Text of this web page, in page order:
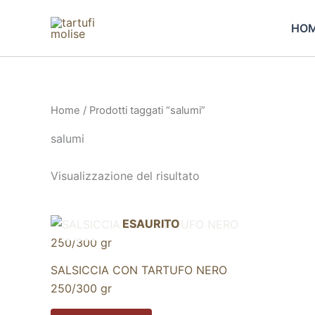
Home / Prodotti taggati “salumi”
salumi
Visualizzazione del risultato
ESAURITO
SALSICCIA CON TARTUFO NERO
250/300 gr